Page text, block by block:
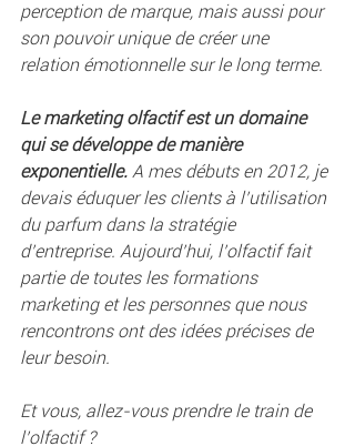
perception de marque, mais aussi pour
son pouvoir unique de créer une
relation émotionnelle sur le long terme.
Le marketing olfactif est un domaine
qui se développe de manière
exponentielle. A mes débuts en 2012, je
devais éduquer les clients à l’utilisation
du parfum dans la stratégie
d’entreprise. Aujourd’hui, l’olfactif fait
partie de toutes les formations
marketing et les personnes que nous
rencontrons ont des idées précises de
leur besoin.
Et vous, allez-vous prendre le train de
l’olfactif ?